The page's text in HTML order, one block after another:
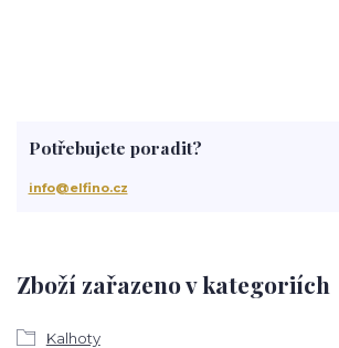
Zboží zařazeno v kategoriích
Kalhoty
Potřebujete poradit?
info@elfino.cz